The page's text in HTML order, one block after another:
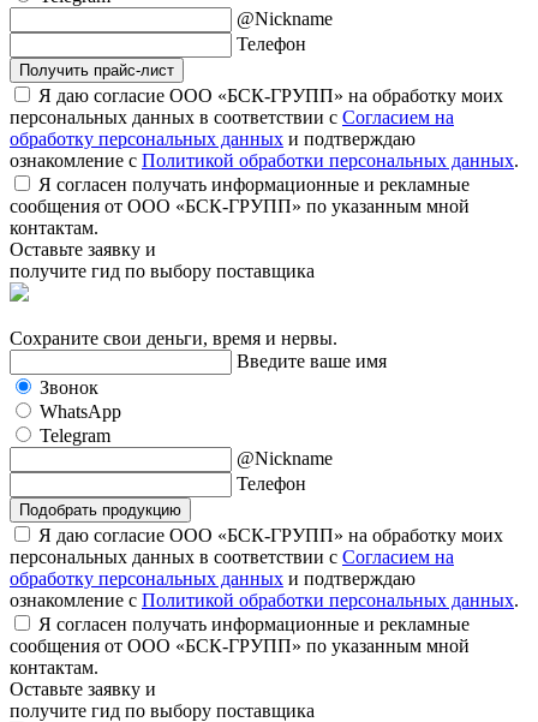
@Nickname
Телефон
Получить прайс-лист
Я даю согласие ООО «БСК-ГРУПП» на обработку моих
персональных данных в соответствии с Согласием на
обработку персональных данных и подтверждаю
ознакомление с Политикой обработки персональных данных.
Я согласен получать информационные и рекламные
сообщения от ООО «БСК-ГРУПП» по указанным мной
контактам.
Оставьте заявку и
получите гид по выбору поставщика
Сохраните свои деньги, время и нервы.
Введите ваше имя
Звонок
WhatsApp
Telegram
@Nickname
Телефон
Подобрать продукцию
Я даю согласие ООО «БСК-ГРУПП» на обработку моих
персональных данных в соответствии с Согласием на
обработку персональных данных и подтверждаю
ознакомление с Политикой обработки персональных данных.
Я согласен получать информационные и рекламные
сообщения от ООО «БСК-ГРУПП» по указанным мной
контактам.
Оставьте заявку и
получите гид по выбору поставщика